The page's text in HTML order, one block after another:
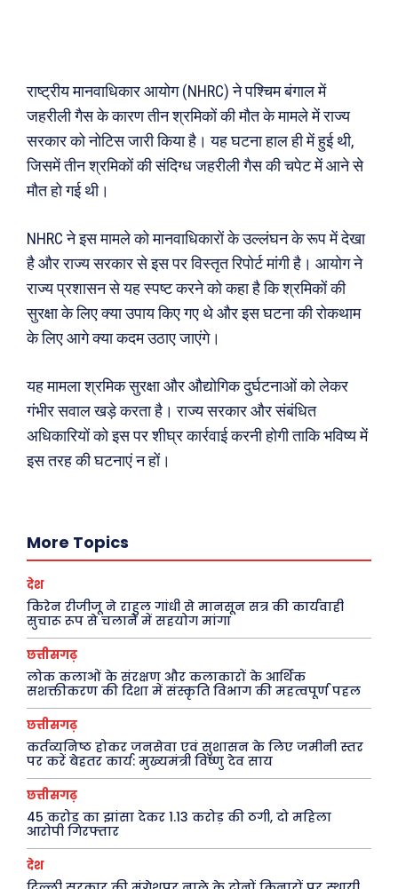
Type here... Search
ख़बरें
छत्तीसगढ़
देश
दुनिया
राजनीति
अपराध
सरकारी योजना
मनोरंजन
पूरब विशेष
वो ख़्वाबों के दिन
व्यंग्य : गुस्ताखी माफ़
आज का कार्टून
शायरी
मधुर वचन
अन्य
राष्ट्रीय मानवाधिकार आयोग (NHRC) ने पश्चिम बंगाल में
जहरीली गैस के कारण तीन श्रमिकों की मौत के मामले में राज्य
सरकार को नोटिस जारी किया है। यह घटना हाल ही में हुई थी,
जिसमें तीन श्रमिकों की संदिग्ध जहरीली गैस की चपेट में आने से
मौत हो गई थी।
NHRC ने इस मामले को मानवाधिकारों के उल्लंघन के रूप में देखा
है और राज्य सरकार से इस पर विस्तृत रिपोर्ट मांगी है। आयोग ने
राज्य प्रशासन से यह स्पष्ट करने को कहा है कि श्रमिकों की
सुरक्षा के लिए क्या उपाय किए गए थे और इस घटना की रोकथाम
के लिए आगे क्या कदम उठाए जाएंगे।
यह मामला श्रमिक सुरक्षा और औद्योगिक दुर्घटनाओं को लेकर
गंभीर सवाल खड़े करता है। राज्य सरकार और संबंधित
अधिकारियों को इस पर शीघ्र कार्रवाई करनी होगी ताकि भविष्य में
इस तरह की घटनाएं न हों।
More Topics
देश
किरेन रीजीजू ने राहुल गांधी से मानसून सत्र की कार्यवाही
सुचारू रूप से चलाने में सहयोग मांगा
छत्तीसगढ़
लोक कलाओं के संरक्षण और कलाकारों के आर्थिक
सशक्तीकरण की दिशा में संस्कृति विभाग की महत्वपूर्ण पहल
छत्तीसगढ़
कर्तव्यनिष्ठ होकर जनसेवा एवं सुशासन के लिए जमीनी स्तर
पर करें बेहतर कार्य: मुख्यमंत्री विष्णु देव साय
छत्तीसगढ़
45 करोड़ का झांसा देकर 1.13 करोड़ की ठगी, दो महिला
आरोपी गिरफ्तार
देश